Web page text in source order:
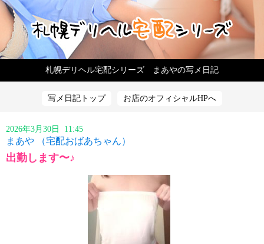
札幌デリヘル宅配シリーズ まあやの写メ日記
写メ日記トップ お店のオフィシャルHPへ
2026年3月30日 11:45
まあや （宅配おばあちゃん）
出勤します〜♪